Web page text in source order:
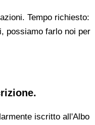
Tempo richiesto:
possiamo farlo noi per
iscritto all'Albo